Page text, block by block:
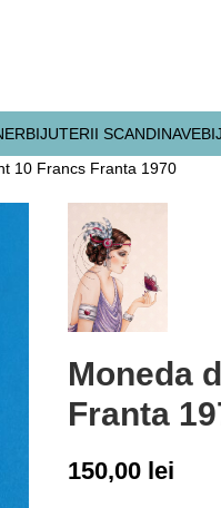
BIJUTERII SCANDINAVE
10 Francs Franta 1970
Moneda
Franta
150,00 lei